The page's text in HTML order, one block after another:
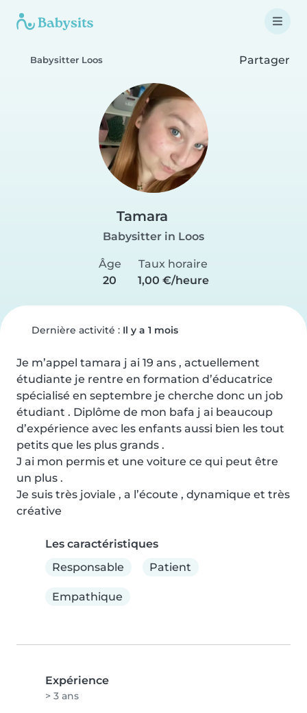
Babysitter Loos Partager
Tamara
Babysitter in Loos
Âge
20
Taux horaire
1,00 €/heure
Dernière activité : Il y a 1 mois
Je m’appel tamara j ai 19 ans , actuellement
étudiante je rentre en formation d’éducatrice
spécialisé en septembre je cherche donc un job
étudiant . Diplôme de mon bafa j ai beaucoup
d’expérience avec les enfants aussi bien les tout
petits que les plus grands .
J ai mon permis et une voiture ce qui peut être
un plus .
Je suis très joviale , a l’écoute , dynamique et très
créative
Les caractéristiques
Responsable
Patient
Empathique
Expérience
> 3 ans